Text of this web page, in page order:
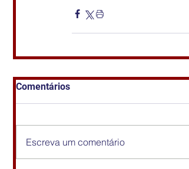
Comentários
Escreva um comentário